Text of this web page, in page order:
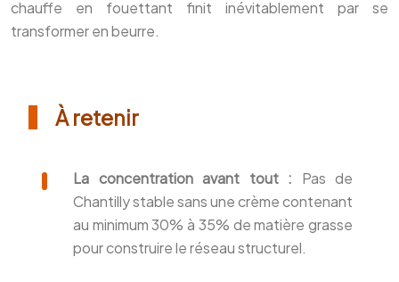
chauffe en fouettant finit inévitablement par se
transformer en beurre.
À retenir
La concentration avant tout : Pas de
Chantilly stable sans une crème contenant
au minimum 30% à 35% de matière grasse
pour construire le réseau structurel.